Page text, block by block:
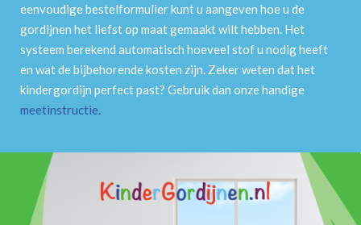
eenvoudige bestelformulier kunt u aangeven hoe u de
gordijnen het liefst op maat gemaakt wilt hebben. Het
systeem berekend automatisch hoeveel stof u nodig heeft
en wat de bijbehorende kosten zijn. Zeker weten dat het
kindergordijn perfect past? Gebruik dan onze handige
meetinstructie.